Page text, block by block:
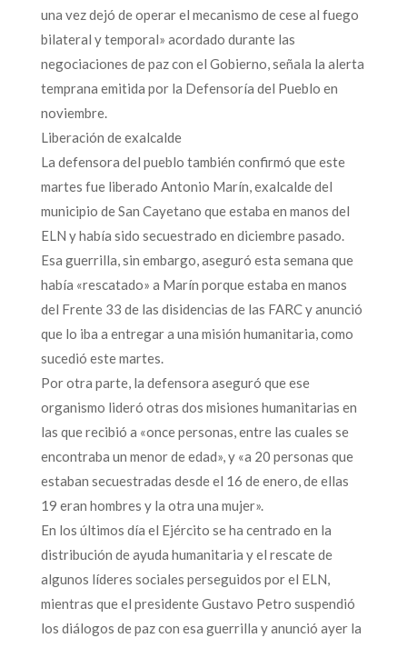
una vez dejó de operar el mecanismo de cese al fuego
bilateral y temporal» acordado durante las
negociaciones de paz con el Gobierno, señala la alerta
temprana emitida por la Defensoría del Pueblo en
noviembre.
Liberación de exalcalde
La defensora del pueblo también confirmó que este
martes fue liberado Antonio Marín, exalcalde del
municipio de San Cayetano que estaba en manos del
ELN y había sido secuestrado en diciembre pasado.
Esa guerrilla, sin embargo, aseguró esta semana que
había «rescatado» a Marín porque estaba en manos
del Frente 33 de las disidencias de las FARC y anunció
que lo iba a entregar a una misión humanitaria, como
sucedió este martes.
Por otra parte, la defensora aseguró que ese
organismo lideró otras dos misiones humanitarias en
las que recibió a «once personas, entre las cuales se
encontraba un menor de edad», y «a 20 personas que
estaban secuestradas desde el 16 de enero, de ellas
19 eran hombres y la otra una mujer».
En los últimos día el Ejército se ha centrado en la
distribución de ayuda humanitaria y el rescate de
algunos líderes sociales perseguidos por el ELN,
mientras que el presidente Gustavo Petro suspendió
los diálogos de paz con esa guerrilla y anunció ayer la